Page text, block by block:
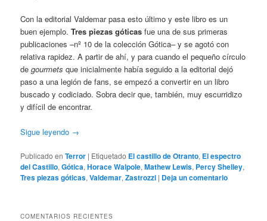
Con la editorial Valdemar pasa esto último y este libro es un
buen ejemplo.Tres piezas góticas fue una de sus primeras
publicaciones –nº 10 de la colección Gótica– y se agotó con
relativa rapidez. A partir de ahí, y para cuando el pequeño círculo
degourmets que inicialmente había seguido a la editorial dejó
paso a una legión de fans, se empezó a convertir en un libro
buscado y codiciado. Sobra decir que, también, muy escurridizo
y difícil de encontrar.
Sigue leyendo →
Publicado en Terror | Etiquetado El castillo de Otranto, El espectro
del Castillo,Gótica,Horace Walpole,Mathew Lewis, Percy Shelley,
Tres piezas góticas,Valdemar,Zastrozzi | Deja un comentario
COMENTARIOS RECIENTES